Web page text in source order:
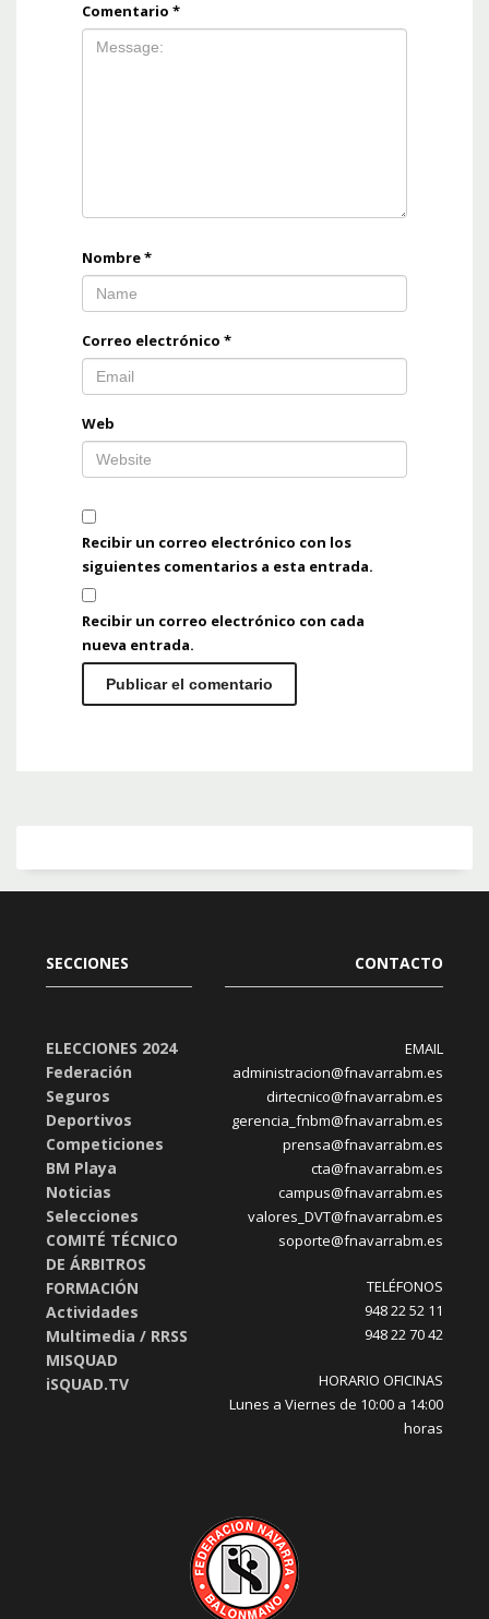
Comentario *
Nombre*
Correo electrónico *
Web
Recibir un correo electrónico con los
siguientes comentarios a esta entrada.
Recibir un correo electrónico con cada
nueva entrada.
SECCIONES
ELECCIONES 2024
Federación
Seguros
Deportivos
Competiciones
BM Playa
Noticias
Selecciones
COMITÉ TÉCNICO
DE ÁRBITROS
FORMACIÓN
Actividades
Multimedia / RRSS
MISQUAD
iSQUAD.TV
CONTACTO
EMAIL
administracion@fnavarrabm.es
dirtecnico@fnavarrabm.es
gerencia_fnbm@fnavarrabm.es
prensa@fnavarrabm.es
cta@fnavarrabm.es
campus@fnavarrabm.es
valores_DVT@fnavarrabm.es
soporte@fnavarrabm.es
TELÉFONOS
948 22 52 11
948 22 70 42
HORARIO OFICINAS
Lunes a Viernes de 10:00 a 14:00
horas